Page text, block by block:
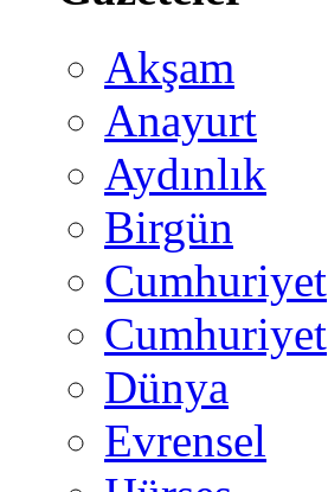
Akşam
Anayurt
Aydınlık
Birgün
Cumhuriyet
Cumhuriyet
Dünya
Evrensel